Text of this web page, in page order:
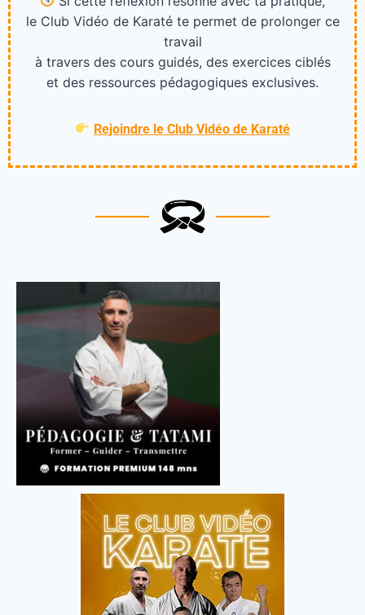
le Club Vidéo de Karaté te permet de prolonger ce
travail
à travers des cours guidés, des exercices ciblés
et des ressources pédagogiques exclusives.
Rejoindre le Club Vidéo de Karaté